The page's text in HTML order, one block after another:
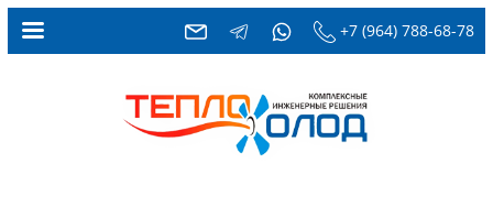
+7 (964) 788-68-78